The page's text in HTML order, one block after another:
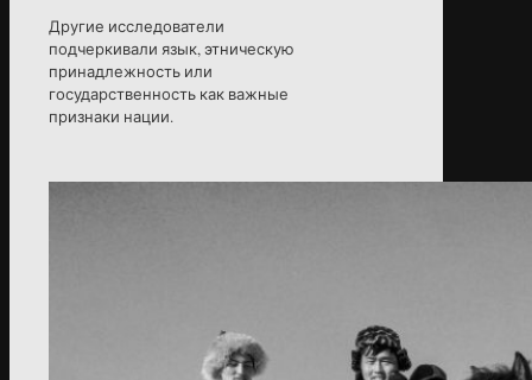
Другие исследователи
подчеркивали язык, этническую
принадлежность или
государственность как важные
признаки нации.